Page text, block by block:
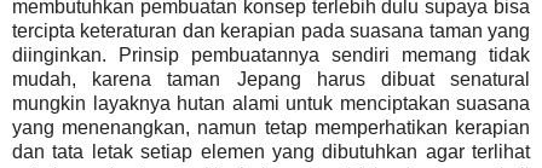
membutuhkan pembuatan konsep terlebih dulu supaya bisa
tercipta keteraturan dan kerapian pada suasana taman yang
diinginkan. Prinsip pembuatannya sendiri memang tidak
mudah, karena taman Jepang harus dibuat senatural
mungkin layaknya hutan alami untuk menciptakan suasana
yang menenangkan, namun tetap memperhatikan kerapian
dan tata letak setiap elemen yang dibutuhkan agar terlihat